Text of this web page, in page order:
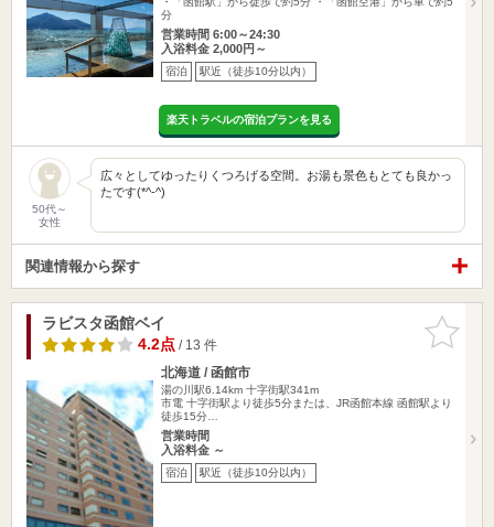
分
営業時間 6:00～24:30
入浴料金 2,000円～
宿泊 駅近（徒歩10分以内）
楽天トラベルの宿泊プランを見る
50代～
女性
広々としてゆったりくつろげる空間。お湯も景色もとても良かっ
たです(*^-^)
関連情報から探す
お気に入
りに追加
ラビスタ函館ベイ
4.2点/ 13 件
北海道 / 函館市
湯の川駅6.14km 十字街駅341m
市電 十字街駅より徒歩5分または、JR函館本線 函館駅より
徒歩15分…
営業時間
入浴料金 ～
宿泊 駅近（徒歩10分以内）